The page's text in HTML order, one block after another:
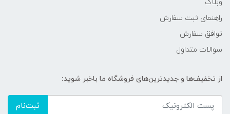
وبلاگ
راهنمای ثبت سفارش
توافق سفارش
سوالات متداول
از تخفیف‌ها و جدیدترین‌های فروشگاه ما باخبر شوید:
ثبت‌نام